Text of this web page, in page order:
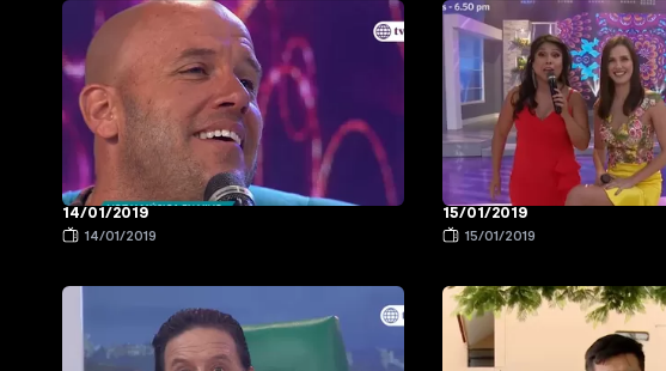
14/01/2019
14/01/2019
15/01/2019
15/01/2019